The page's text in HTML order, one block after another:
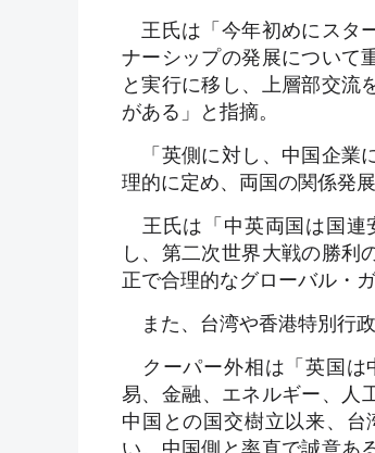
王氏は「今年初めにスタ
ナーシップの発展について
と実行に移し、上層部交流
がある」と指摘。
「英側に対し、中国企業
理的に定め、両国の関係発
王氏は「中英両国は国連
し、第二次世界大戦の勝利
正で合理的なグローバル・
また、台湾や香港特別行
クーパー外相は「英国は
易、金融、エネルギー、人
中国との国交樹立以来、
い。中国側と率直で誠意あ